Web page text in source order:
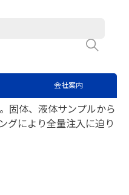
会社案内
固体、液体サンプルから
グにより全量注入に迫り